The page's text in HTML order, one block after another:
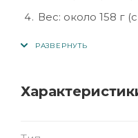
Вес: около 158 г